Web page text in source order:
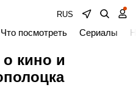
RUS
Что посмотреть Сериалы
кино и